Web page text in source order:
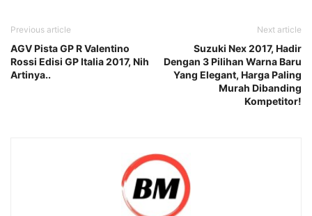
Previous article
AGV Pista GP R Valentino
Rossi Edisi GP Italia 2017, Nih
Artinya..
Next article
Suzuki Nex 2017, Hadir
Dengan 3 Pilihan Warna Baru
Yang Elegant, Harga Paling
Murah Dibanding
Kompetitor!